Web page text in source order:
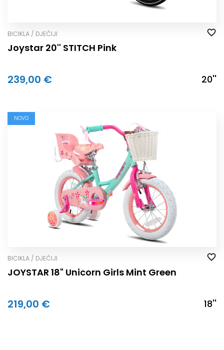
BICIKLA / DJEČIJI
Joystar 20'' STITCH Pink
239,00 € 20''
NOVO
BICIKLA / DJEČIJI
JOYSTAR 18" Unicorn Girls Mint Green
219,00 € 18''